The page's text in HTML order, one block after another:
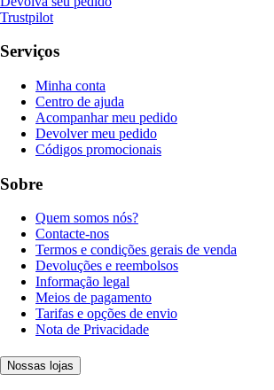
Trustpilot
Serviços
Minha conta
Centro de ajuda
Acompanhar meu pedido
Devolver meu pedido
Códigos promocionais
Sobre
Quem somos nós?
Contacte-nos
Termos e condições gerais de venda
Devoluções e reembolsos
Informação legal
Meios de pagamento
Tarifas e opções de envio
Nota de Privacidade
Nossas lojas